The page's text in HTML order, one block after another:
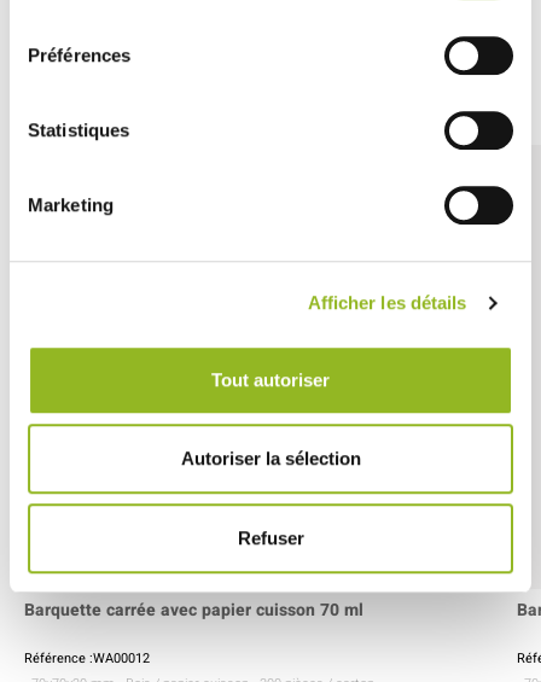
Préférences
Statistiques
Marketing
Afficher les détails
Tout autoriser
Autoriser la sélection
Refuser
Barquette carrée avec papier cuisson 70 ml
Référence :WA00012